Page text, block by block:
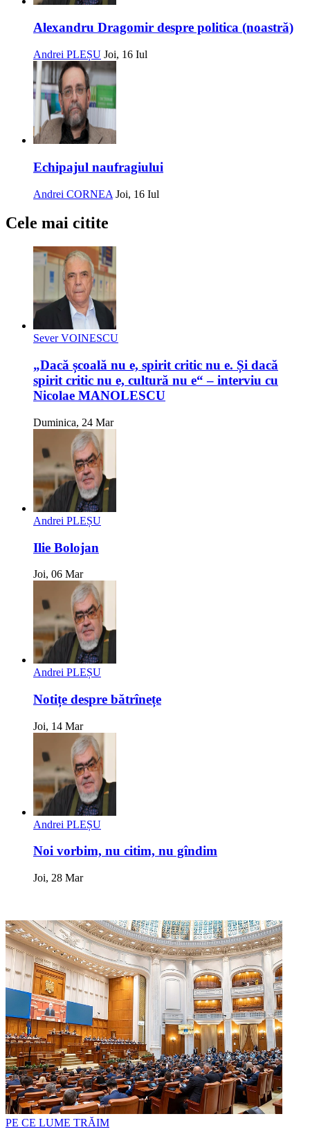
Alexandru Dragomir despre politica (noastră)
Andrei PLEȘU Joi, 16 Iul
Echipajul naufragiului
Andrei CORNEA Joi, 16 Iul
Cele mai citite
Sever VOINESCU
„Dacă școală nu e, spirit critic nu e. Și dacă
spirit critic nu e, cultură nu e“ – interviu cu
Nicolae MANOLESCU
Duminica, 24 Mar
Andrei PLEȘU
Ilie Bolojan
Joi, 06 Mar
Andrei PLEȘU
Notițe despre bătrînețe
Joi, 14 Mar
Andrei PLEȘU
Noi vorbim, nu citim, nu gîndim
Joi, 28 Mar
PE CE LUME TRĂIM